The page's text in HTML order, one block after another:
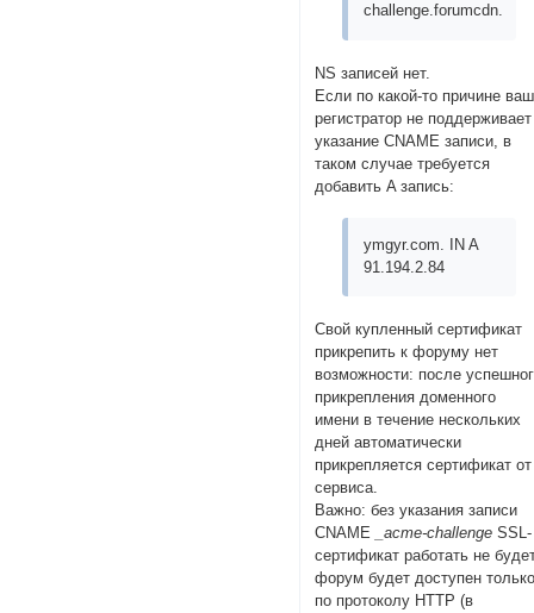
challenge.forumcdn.ru.
NS записей нет.
Если по какой-то причине ваш
регистратор не поддерживает
указание CNAME записи, в
таком случае требуется
добавить A запись:
ymgyr.com. IN A
91.194.2.84
Свой купленный сертификат
прикрепить к форуму нет
возможности: после
прикрепления доменного
имени в течение нескольких
дней автоматически
прикрепляется сертификат от
сервиса.
Важно: без указания записи
CNAME
_acme-challenge SSL-
сертификат работать не
форум будет доступен
по протоколу HTTP (в